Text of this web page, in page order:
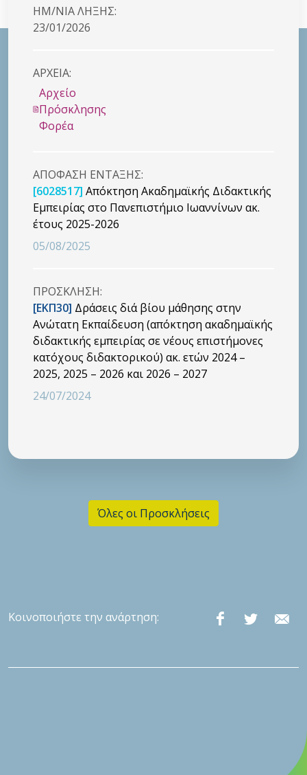
HM/NIA ΛΗΞΗΣ:
23/01/2026
ΑΡΧΕΙΑ:
Αρχείο
Πρόσκλησης
Φορέα
ΑΠΟΦΑΣΗ ΕΝΤΑΞΗΣ:
[6028517] Απόκτηση Ακαδημαϊκής Διδακτικής
Εμπειρίας στο Πανεπιστήμιο Ιωαννίνων ακ.
έτους 2025-2026
05/08/2025
ΠΡΟΣΚΛΗΣΗ:
[ΕΚΠ30] Δράσεις διά βίου μάθησης στην
Ανώτατη Εκπαίδευση (απόκτηση ακαδημαϊκής
διδακτικής εμπειρίας σε νέους επιστήμονες
κατόχους διδακτορικού) ακ. ετών 2024 –
2025, 2025 – 2026 και 2026 – 2027
24/07/2024
Όλες οι Προσκλήσεις
Κοινοποιήστε την ανάρτηση: